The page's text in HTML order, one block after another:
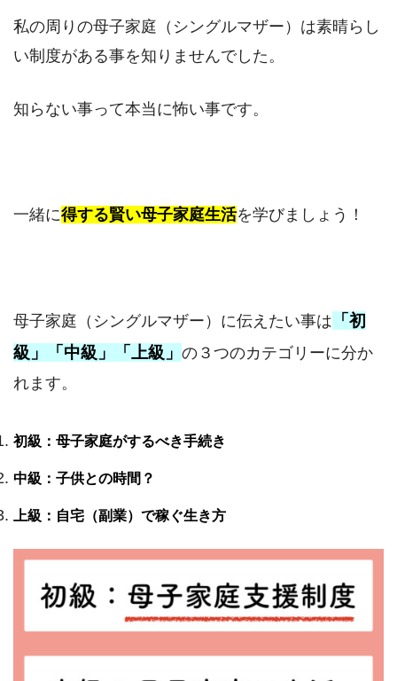
私の周りの母子家庭（シングルマザー）は素晴らし
い制度がある事を知りませんでした。
知らない事って本当に怖い事です。
一緒に得する賢い母子家庭生活を学びましょう！
母子家庭（シングルマザー）に伝えたい事は 「初
級」「中級」「上級」 の３つのカテゴリーに分か
れます。
初級：母子家庭がするべき手続き
中級：子供との時間？
上級：自宅（副業）で稼ぐ生き方